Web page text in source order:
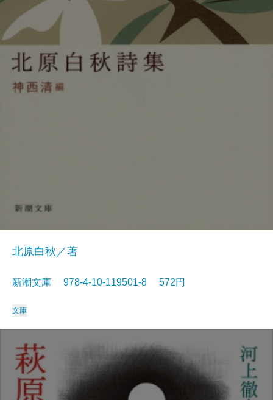
北原白秋／著
新潮文庫 978-4-10-119501-8 572円
文庫